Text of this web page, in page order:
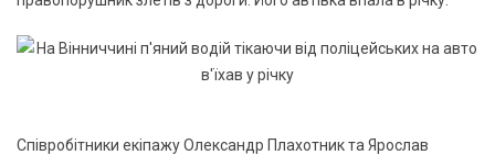
Співробітники екіпажу Олександр Плахотник та Ярослав